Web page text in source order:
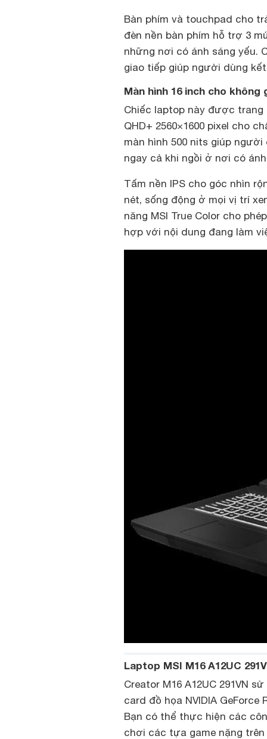
Bàn phím và touchpad cho
đèn nền bàn phím hỗ trợ 3
những nơi có ánh sáng yếu.
giao tiếp giúp người dùng
Màn hình 16 inch cho
Chiếc laptop này được
QHD+ 2560×1600 pixel cho
màn hình 500 nits giúp
ngay cả khi ngồi ở nơi có
Tấm nền IPS cho góc nhìn
nét, sống động ở mọi vị trí
năng MSI True Color cho
hợp với nội dung đang làm
Laptop MSI M16 A12UC
Creator M16 A12UC 291VN
card đồ họa NVIDIA
Bạn có thể thực hiện các
chơi các tựa game nặng